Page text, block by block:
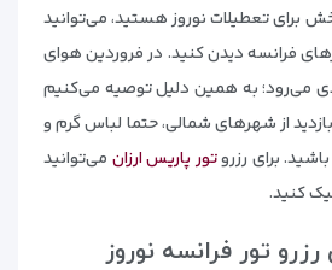
برای تعطیلات نوروز هستید، می‌توانید
فرانسه دیدن کنید. در فروردین هوای
می‌رود؛ به همین دلیل توصیه می‌کنیم
از شهرهای شمالی، حتما لباس گرم و
برای رزروتور پاریس ارزان می‌توانید
کنید.
تور فرانسه نوروز